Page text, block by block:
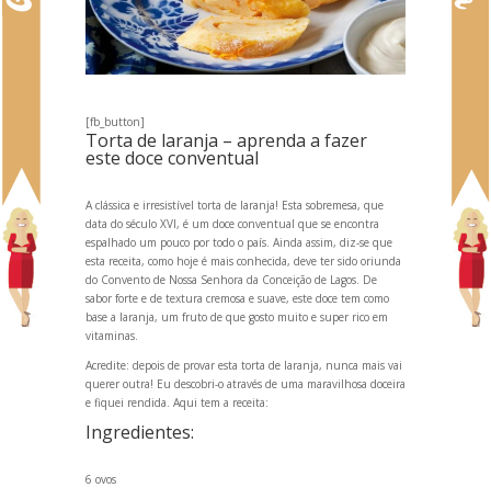
[fb_button]
Torta de laranja – aprenda a fazer
este doce conventual
A clássica e irresistível torta de laranja! Esta sobremesa, que
data do século XVI, é um doce conventual que se encontra
espalhado um pouco por todo o país. Ainda assim, diz-se que
esta receita, como hoje é mais conhecida, deve ter sido oriunda
do Convento de Nossa Senhora da Conceição de Lagos. De
sabor forte e de textura cremosa e suave, este doce tem como
base a laranja, um fruto de que gosto muito e super rico em
vitaminas.
Acredite: depois de provar esta torta de laranja, nunca mais vai
querer outra! Eu descobri-o através de uma maravilhosa doceira
e fiquei rendida. Aqui tem a receita:
Ingredientes:
6 ovos